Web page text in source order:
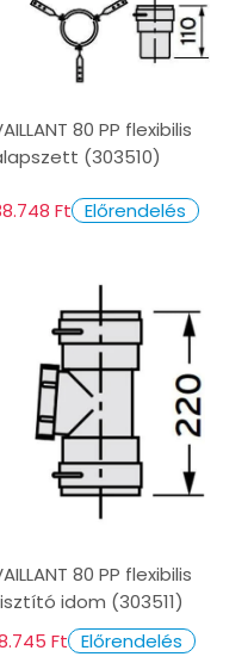
80 PP flexibilis
(303510)
Ft Előrendelés
80 PP flexibilis
idom (303511)
Ft Előrendelés